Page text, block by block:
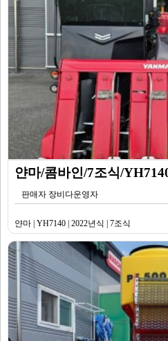
얀마/콤바인/7조식/
판매자 장비다운영자
얀마 | YH7140 | 2022년식 | 7조식